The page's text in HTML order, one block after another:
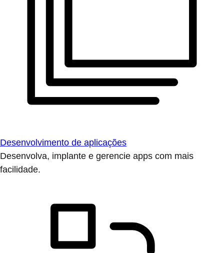
Desenvolvimento de aplicações
Desenvolva, implante e gerencie apps com mais
facilidade.